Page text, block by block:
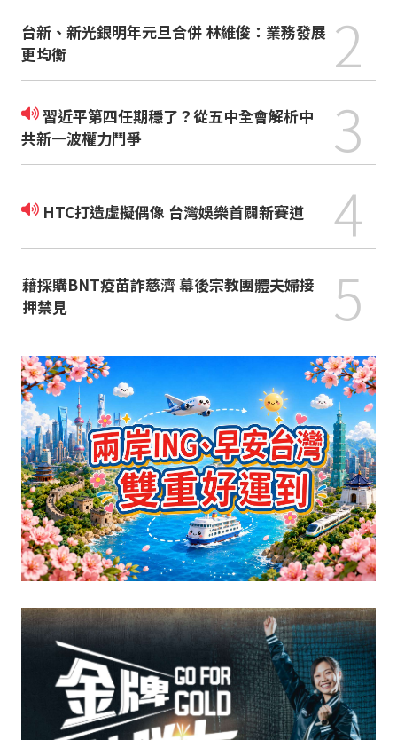
台新、新光銀明年元旦合併 林維俊：業務發展
更均衡
2
習近平第四任期穩了？從五中全會解析中
共新一波權力鬥爭
3
HTC打造虛擬偶像 台灣娛樂首闢新賽道 4
藉採購BNT疫苗詐慈濟 幕後宗教團體夫婦接
押禁見
5